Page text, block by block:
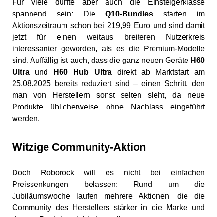
Für viele dürfte aber auch die Einsteigerklasse
spannend sein: DieQ10-Bundles starten im
Aktionszeitraum schon bei 219,99 Euro und sind damit
jetzt für einen weitaus breiteren Nutzerkreis
interessanter geworden, als es die Premium-Modelle
sind. Auffällig ist auch, dass die ganz neuen Geräte H60
Ultra und H60 Hub Ultradirekt ab Marktstart am
25.08.2025 bereits reduziert sind – einen Schritt, den
man von Herstellern sonst selten sieht, da neue
Produkte üblicherweise ohne Nachlass eingeführt
werden.
Witzige Community-Aktion
Doch Roborock will es nicht bei einfachen
Preissenkungen belassen: Rund um die
Jubiläumswoche laufen mehrere Aktionen, die die
Community des Herstellers stärker in die Marke und